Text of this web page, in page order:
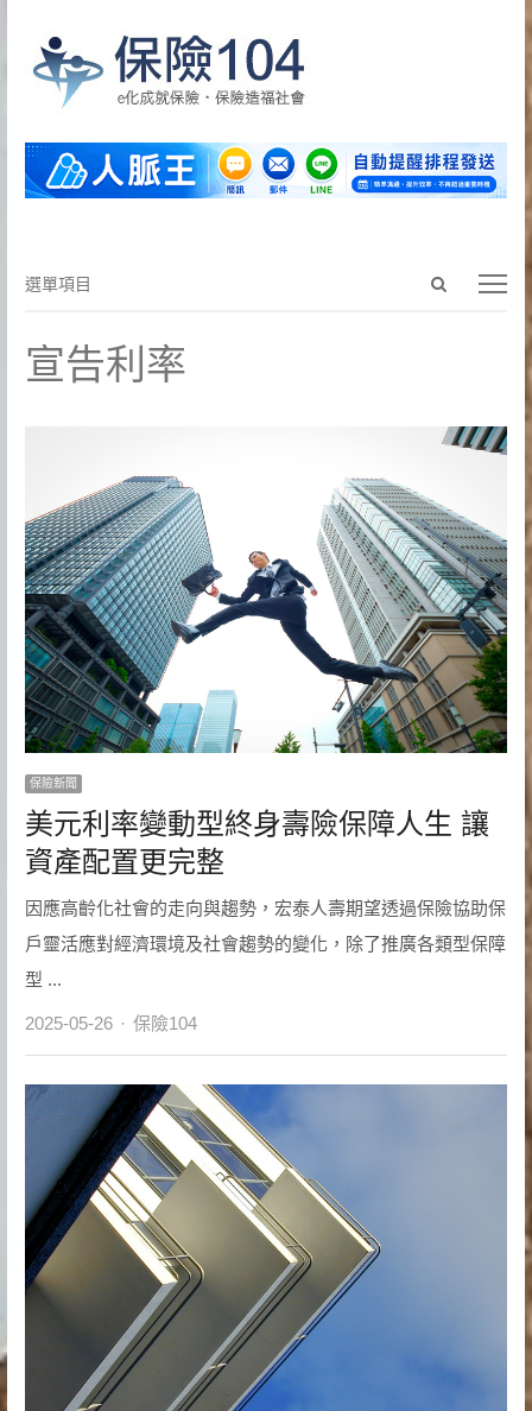
Open
search
選
目
選單項目
宣告利率
保險新聞
美元利率變動型終身壽險保障人生 讓
資產配置更完整
因應高齡化社會的走向與趨勢，宏泰人壽期望透過保險協助保
戶靈活應對經濟環境及社會趨勢的變化，除了推廣各類型保障
型 ...
2025-05-26 Author
保險104